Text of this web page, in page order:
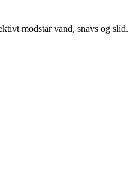
modstår vand, snavs og